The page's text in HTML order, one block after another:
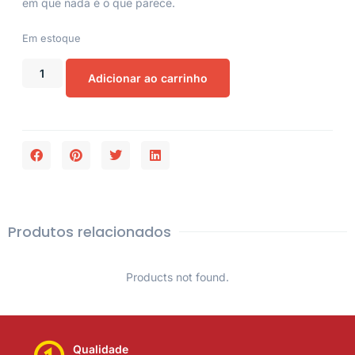
em que nada é o que parece.
Em estoque
Adicionar ao carrinho
Produtos relacionados
Products not found.
Qualidade